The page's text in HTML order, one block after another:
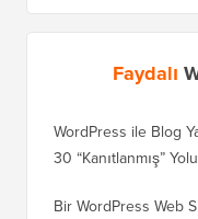
Faydalı
WordPress ile Blog
30 “Kanıtlanmış” Yolu
Bir WordPress Web